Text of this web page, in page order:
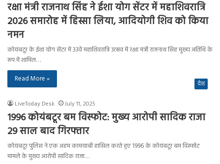
रक्षा मंत्री राजनाथ सिंह ने ईशा योग सेंटर में महाशिवरात्रि
2026 समारोह में हिस्सा लिया, आदियोगी शिव को किया
नमन
कोयंबटूर के ईशा योग सेंटर में 33वें महाशिवरात्रि उत्सव में रक्षा मंत्री राजनाथ सिंह मुख्य अतिथि के
रूप में शामिल…
Read More »
देश
LiveToday Desk July 11, 2025
1996 कोयंबटूर बम विस्फोट: मुख्य आरोपी सादिक राजा
29 साल बाद गिरफ्तार
कोयंबटूर पुलिस ने एक अहम कामयाबी हासिल करते हुए 1996 के कोयंबटूर बम विस्फोट
मामले के मुख्य आरोपी सादिक राजा…